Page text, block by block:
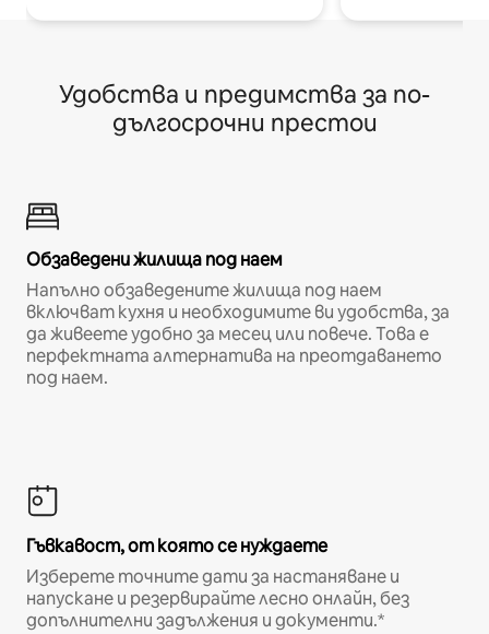
Удобства и предимства за по-
дългосрочни престои
Обзаведени жилища под наем
Напълно обзаведените жилища под наем
включват кухня и необходимите ви удобства, за
да живеете удобно за месец или повече. Това е
перфектната алтернатива на преотдаването
под наем.
Гъвкавост, от която се нуждаете
Изберете точните дати за настаняване и
напускане и резервирайте лесно онлайн, без
допълнителни задължения и документи.*